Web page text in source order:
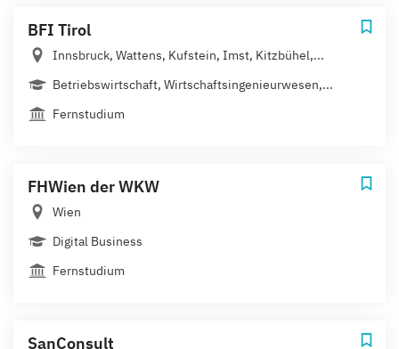
BFI Tirol
Innsbruck, Wattens, Kufstein, Imst, Kitzbühel,...
Betriebswirtschaft, Wirtschaftsingenieurwesen,...
Fernstudium
FHWien der WKW
Wien
Digital Business
Fernstudium
SanConsult